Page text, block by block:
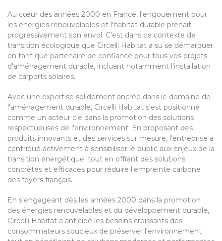
Au cœur des années 2000 en France, l'engouement pour
les énergies renouvelables et l'habitat durable prenait
progressivement son envol. C'est dans ce contexte de
transition écologique que Circelli Habitat a su se démarquer
en tant que partenaire de confiance pour tous vos projets
d'aménagement durable, incluant notamment l'installation
de carports solaires.
Avec une expertise solidement ancrée dans le domaine de
l'aménagement durable, Circelli Habitat s'est positionné
comme un acteur clé dans la promotion des solutions
respectueuses de l'environnement. En proposant des
produits innovants et des services sur mesure, l'entreprise a
contribué activement à sensibiliser le public aux enjeux de la
transition énergétique, tout en offrant des solutions
concrètes et efficaces pour réduire l'empreinte carbone
des foyers français.
En s'engageant dès les années 2000 dans la promotion
des énergies renouvelables et du développement durable,
Circelli Habitat a anticipé les besoins croissants des
consommateurs soucieux de préserver l'environnement